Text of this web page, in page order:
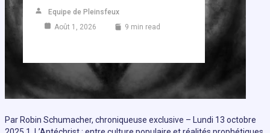
Equipe de Pleinsfeux
Août 1, 2026
9 min read
Par Robin Schumacher, chroniqueuse exclusive – Lundi 13 octobre